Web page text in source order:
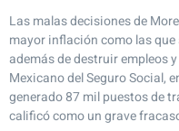
Las malas decisiones de
mayor inflación como las
además de destruir empleos
Mexicano del Seguro Social,
generado 87 mil puestos de
calificó como un grave